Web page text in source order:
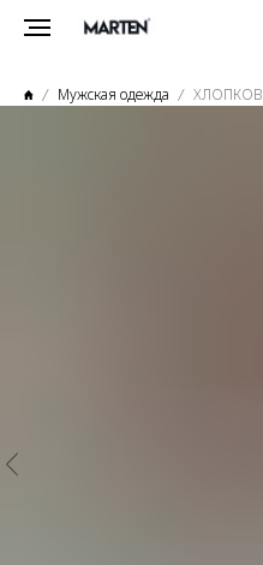
Мужская одежда